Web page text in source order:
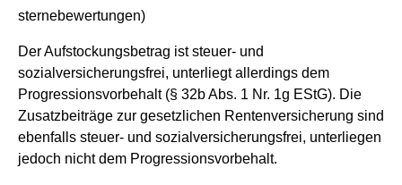
sternebewertungen)
Der Aufstockungsbetrag ist steuer- und
sozialversicherungsfrei, unterliegt allerdings dem
Progressionsvorbehalt (§ 32b Abs. 1 Nr. 1g EStG). Die
Zusatzbeiträge zur gesetzlichen Rentenversicherung sind
ebenfalls steuer- und sozialversicherungsfrei, unterliegen
jedoch nicht dem Progressionsvorbehalt.